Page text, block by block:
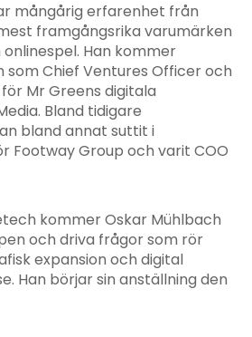
mångårig erfarenhet från
framgångsrika varumärken
Han kommer
Chief Ventures Officer och
Mr Greens digitala
Bland tidigare
bland annat suttit i
Footway Group och varit COO
kommer Oskar Mühlbach
och driva frågor som rör
expansion och digital
Han börjar sin anställning den